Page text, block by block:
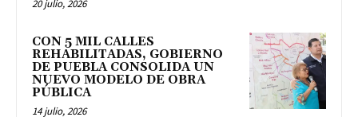
20 julio, 2026
CON 5 MIL CALLES
REHABILITADAS, GOBIERNO
DE PUEBLA CONSOLIDA UN
NUEVO MODELO DE OBRA
PÚBLICA
14 julio, 2026